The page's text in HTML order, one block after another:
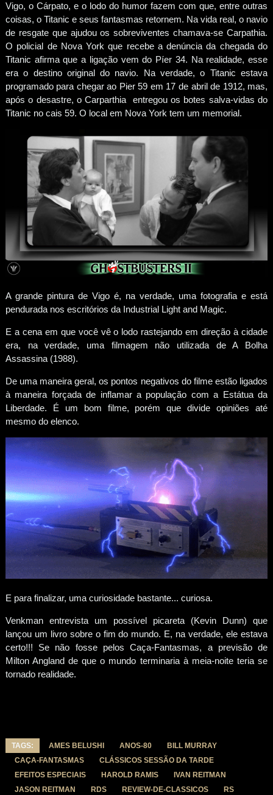
Vigo, o Cárpato, e o lodo do humor fazem com que, entre outras
coisas, o Titanic e seus fantasmas retornem. Na vida real, o navio
de resgate que ajudou os sobreviventes chamava-se Carpathia.
O policial de Nova York que recebe a denúncia da chegada do
Titanic afirma que a ligação vem do Píer 34. Na realidade, esse
era o destino original do navio. Na verdade, o Titanic estava
programado para chegar ao Pier 59 em 17 de abril de 1912, mas,
após o desastre, o Carparthia entregou os botes salva-vidas do
Titanic no cais 59. O local em Nova York tem um memorial.
A grande pintura de Vigo é, na verdade, uma fotografia e está
pendurada nos escritórios da Industrial Light and Magic.
E a cena em que você vê o lodo rastejando em direção à cidade
era, na verdade, uma filmagem não utilizada de A Bolha
Assassina (1988).
De uma maneira geral, os pontos negativos do filme estão ligados
à maneira forçada de inflamar a população com a Estátua da
Liberdade. É um bom filme, porém que divide opiniões até
mesmo do elenco.
E para finalizar, uma curiosidade bastante... curiosa.
Venkman entrevista um possível picareta (Kevin Dunn) que
lançou um livro sobre o fim do mundo. E, na verdade, ele estava
certo!!! Se não fosse pelos Caça-Fantasmas, a previsão de
Milton Angland de que o mundo terminaria à meia-noite teria se
tornado realidade.
TAGS: AMES BELUSHI ANOS-80
BILL MURRAY
CAÇA-FANTASMAS
CLÁSSICOS SESSÃO DA TARDE
EFEITOS ESPECIAIS
HAROLD RAMIS
IVAN REITMAN
JASON REITMAN
RDS REVIEW-DE-CLASSICOS RS